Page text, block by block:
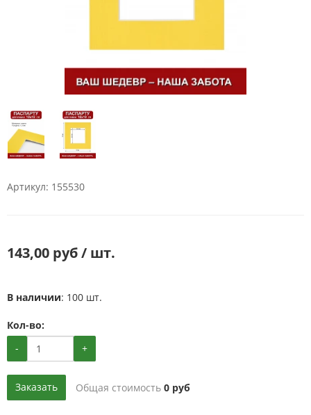
Артикул: 155530
143,00 руб / шт.
В наличии: 100 шт.
Кол-во:
-
+
Заказать Общая стоимость 0 руб